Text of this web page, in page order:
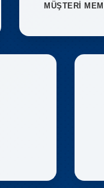
MÜŞTERİ